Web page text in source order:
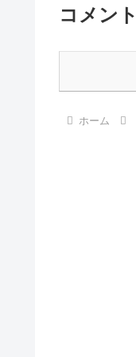
コメント
ホーム